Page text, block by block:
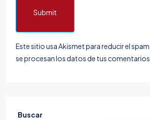
Submit
Este sitio usa Akismet para reducir el spam.
se procesan los datos de tus comentarios.
Buscar